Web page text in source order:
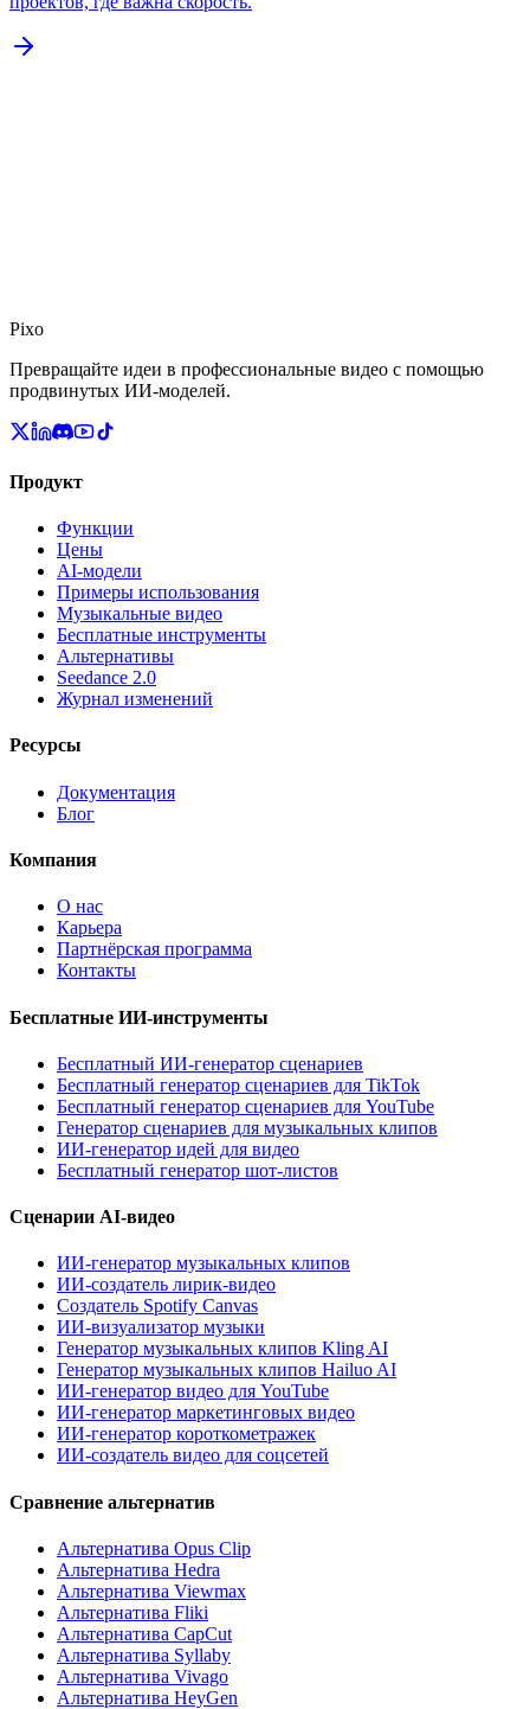
Pixo
Превращайте идеи в профессиональные видео с помощью
продвинутых ИИ-моделей.
Продукт
Функции
Цены
AI-модели
Примеры использования
Музыкальные видео
Бесплатные инструменты
Альтернативы
Seedance 2.0
Журнал изменений
Ресурсы
Документация
Блог
Компания
О нас
Карьера
Партнёрская программа
Контакты
Бесплатные ИИ-инструменты
Бесплатный ИИ-генератор сценариев
Бесплатный генератор сценариев для TikTok
Бесплатный генератор сценариев для YouTube
Генератор сценариев для музыкальных клипов
ИИ-генератор идей для видео
Бесплатный генератор шот-листов
Сценарии AI-видео
ИИ-генератор музыкальных клипов
ИИ-создатель лирик-видео
Создатель Spotify Canvas
ИИ-визуализатор музыки
Генератор музыкальных клипов Kling AI
Генератор музыкальных клипов Hailuo AI
ИИ-генератор видео для YouTube
ИИ-генератор маркетинговых видео
ИИ-генератор короткометражек
ИИ-создатель видео для соцсетей
Сравнение альтернатив
Альтернатива Opus Clip
Альтернатива Hedra
Альтернатива Viewmax
Альтернатива Fliki
Альтернатива CapCut
Альтернатива Syllaby
Альтернатива Vivago
Альтернатива HeyGen